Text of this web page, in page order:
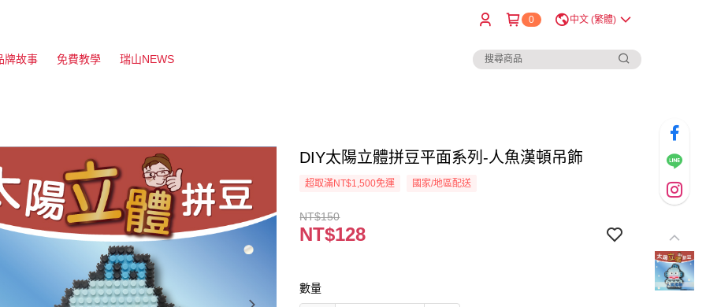
0 中文 (繁體)
牌故事 免費教學 瑞山NEWS
DIY太陽立體拼豆平面系列-人魚漢頓吊飾
超取滿NT$1,500免運 國家/地區配送
NT$150
NT$128
數量